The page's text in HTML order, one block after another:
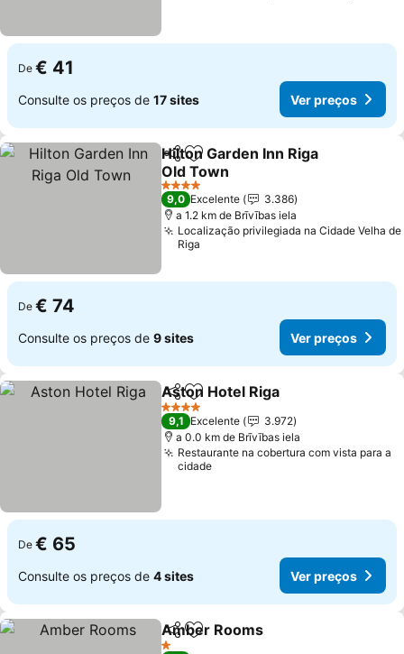
De € 41
Consulte os preços de 17 sites Ver preços
PartilharAdicionar aos favoritos
Hilton Garden Inn Riga
Old Town
4 Estrelas
9,0 Excelente
3.386
a 1.2 km de Brīvības iela
Localização privilegiada na Cidade Velha de
Riga
De € 74
Consulte os preços de 9 sites Ver preços
PartilharAdicionar aos favoritos
Aston Hotel Riga
4 Estrelas
9,1 Excelente
3.972
a 0.0 km de Brīvības iela
Restaurante na cobertura com vista para a
cidade
De € 65
Consulte os preços de 4 sites Ver preços
PartilharAdicionar aos favoritos
Amber Rooms
1 Estrelas